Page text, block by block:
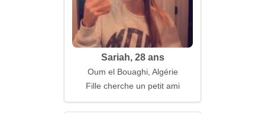
Sariah, 28 ans
Oum el Bouaghi, Algérie
Fille cherche un petit ami